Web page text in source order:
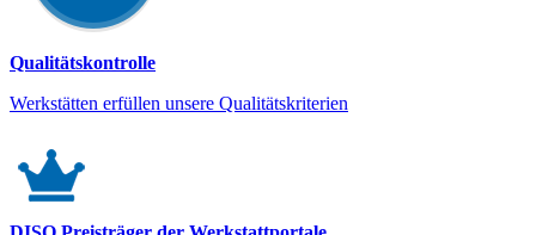
Qualitätskontrolle
Werkstätten erfüllen unsere Qualitätskriterien